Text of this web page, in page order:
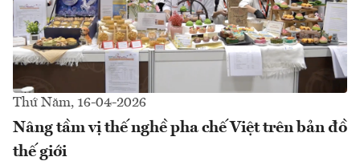
Thứ Năm, 16-04-2026
Nâng tầm vị thế nghề pha chế Việt trên bản đồ
thế giới